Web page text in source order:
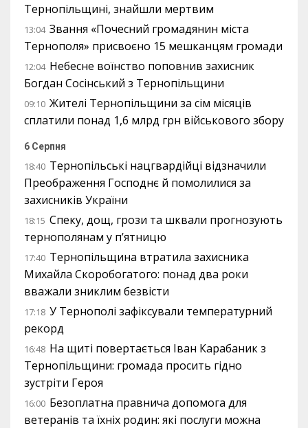
Тернопільщині, знайшли мертвим
13:04 Звання «Почесний громадянин міста
Тернополя» присвоєно 15 мешканцям громади
12:04 Небесне воїнство поповнив захисник
Богдан Сосінський з Тернопільщини
09:10 Жителі Тернопільщини за сім місяців
сплатили понад 1,6 млрд грн військового збору
6 Серпня
18:40 Тернопільські нацгвардійці відзначили
Преображення Господнє й помолилися за
захисників України
18:15 Спеку, дощ, грози та шквали прогнозують
тернополянам у п’ятницю
17:40 Тернопільщина втратила захисника
Михайла Скоробогатого: понад два роки
вважали зниклим безвісти
17:18 У Тернополі зафіксували температурний
рекорд
16:48 На щиті повертається Іван Карабаник з
Тернопільщини: громада просить гідно
зустріти Героя
16:00 Безоплатна правнича допомога для
ветеранів та їхніх родин: які послуги можна